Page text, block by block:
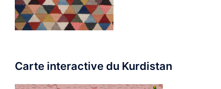
Carte interactive du Kurdistan